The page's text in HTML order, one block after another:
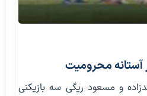
و مسعود ریگی سه بازیکنی